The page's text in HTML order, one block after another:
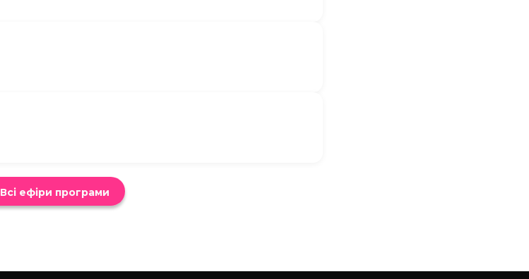
Всі ефіри програми